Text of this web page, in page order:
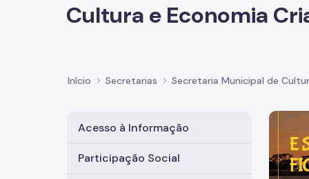
Cultura e Economia
Início Secretarias Secretaria Municipal de
Acesso à Informação
Participação Social